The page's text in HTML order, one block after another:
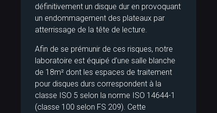
définitivement un disque dur en provoquant
un endommagement des plateaux par
atterrissage de la tête de lecture.
Afin de se prémunir de ces risques, notre
laboratoire est équipé d’une salle blanche
de 18m² dont les espaces de traitement
pour disques durs correspondent à la
classe ISO 5 selon la norme ISO 14644-1
(classe 100 selon FS 209). Cette